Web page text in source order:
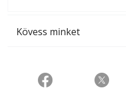
Kövess minket